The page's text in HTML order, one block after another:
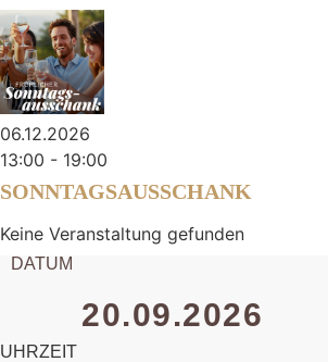
06.12.2026
13:00 - 19:00
SONNTAGSAUSSCHANK
Keine Veranstaltung gefunden
DATUM
20.09.2026
UHRZEIT